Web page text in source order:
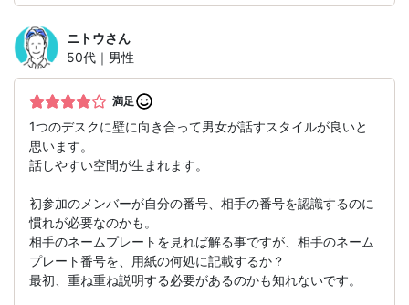
ニトウさん
50代｜男性
満足
1つのデスクに壁に向き合って男女が話すスタイルが良いと
思います。
話しやすい空間が生まれます。
初参加のメンバーが自分の番号、相手の番号を認識するのに
慣れが必要なのかも。
相手のネームプレートを見れば解る事ですが、相手のネーム
プレート番号を、用紙の何処に記載するか？
最初、重ね重ね説明する必要があるのかも知れないです。